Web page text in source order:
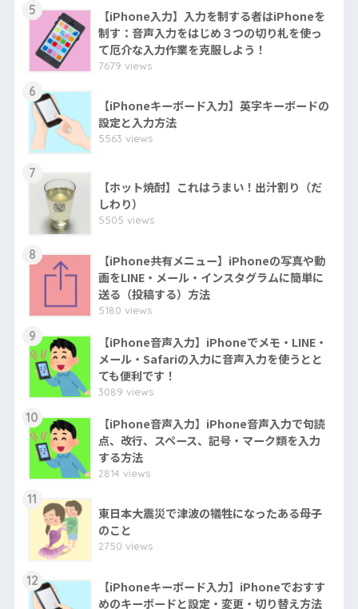
5
【iPhone入力】入力を制する者はiPhoneを
制す：音声入力をはじめ３つの切り札を使っ
て厄介な入力作業を克服しよう！
7679 views
6
【iPhoneキーボード入力】英字キーボードの
設定と入力方法
5563 views
7
【ホット焼酎】これはうまい！出汁割り（だ
しわり）
5505 views
8
【iPhone共有メニュー】iPhoneの写真や動
画をLINE・メール・インスタグラムに簡単に
送る（投稿する）方法
5180 views
9
【iPhone音声入力】iPhoneでメモ・LINE・
メール・Safariの入力に音声入力を使うとと
ても便利です！
3089 views
10
【iPhone音声入力】iPhone音声入力で句読
点、改行、スペース、記号・マーク類を入力
する方法
2814 views
11
東日本大震災で津波の犠牲になったある母子
のこと
2750 views
12
【iPhoneキーボード入力】iPhoneでおすす
めのキーボードと設定・変更・切り替え方法